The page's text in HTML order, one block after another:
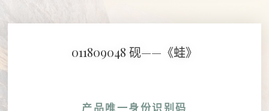
011809048 砚——《蛙》
产品唯一身份识别码